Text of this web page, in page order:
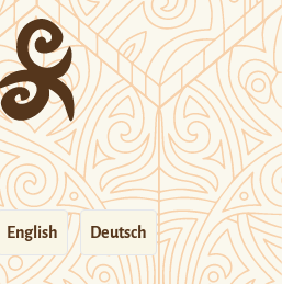
English Deutsch